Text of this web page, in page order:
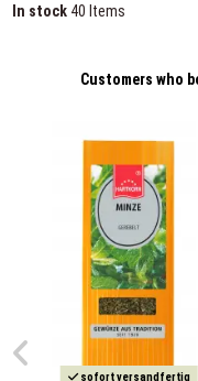
In stock 40 Items
Customers who
sofort versandfertig